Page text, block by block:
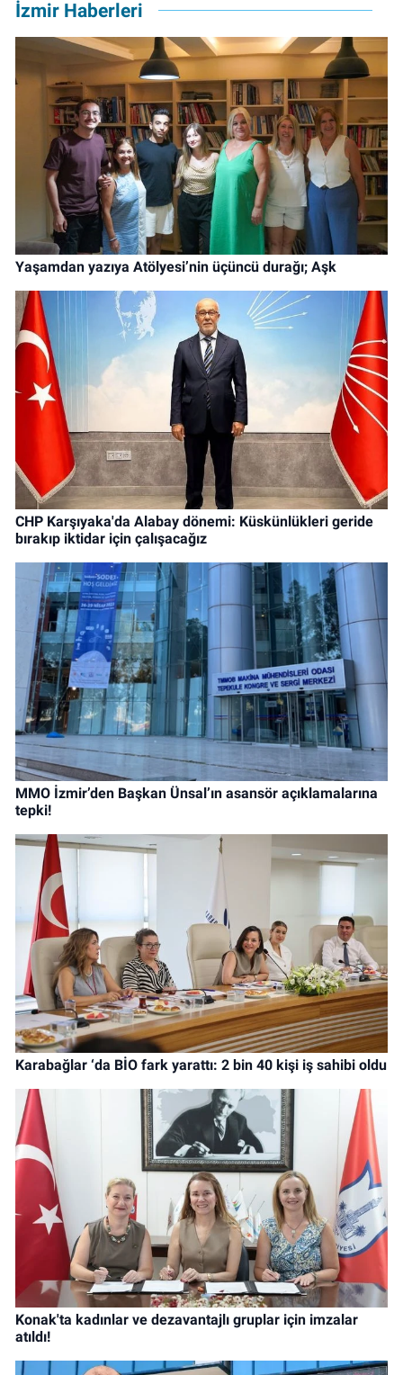
İzmir Haberleri
Yaşamdan yazıya Atölyesi’nin üçüncü durağı; Aşk
CHP Karşıyaka'da Alabay dönemi: Küskünlükleri geride
bırakıp iktidar için çalışacağız
MMO İzmir’den Başkan Ünsal’ın asansör açıklamalarına
tepki!
Karabağlar ‘da BİO fark yarattı: 2 bin 40 kişi iş sahibi oldu
Konak'ta kadınlar ve dezavantajlı gruplar için imzalar
atıldı!